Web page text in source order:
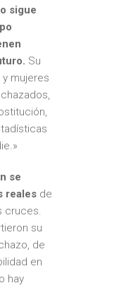
sigue
Su
mujeres
se
reales de
cruces.
su
de
en
hay